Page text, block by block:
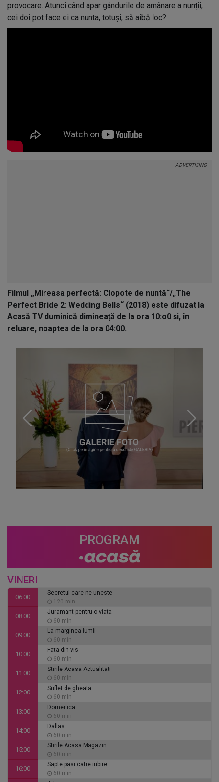
provocare. Atunci când apar gândurile de amânare a nunții,
cei doi pot face ei ca nunta, totuși, să aibă loc?
Filmul „Mireasa perfectă: Clopote de nuntă“/„The
Perfect Bride 2: Wedding Bells“ (2018) este difuzat la
Acasă TV duminică dimineață de la ora 10:o0 și, în
reluare, noaptea de la ora 04:00.
PROGRAM
VINERI
06:00
Secretul care ne uneste
120 min
08:00
Juramant pentru o viata
60 min
09:00
La marginea lumii
60 min
10:00
Fata din vis
60 min
11:00
Stirile Acasa Actualitati
60 min
12:00
Suflet de gheata
60 min
13:00
Domenica
60 min
14:00
Dallas
60 min
15:00
Stirile Acasa Magazin
60 min
16:00
Sapte pasi catre iubire
60 min